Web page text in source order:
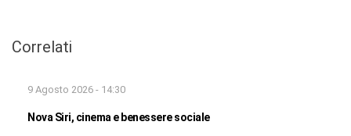
Correlati
9 Agosto 2026 - 14:30
Nova Siri, cinema e benessere sociale